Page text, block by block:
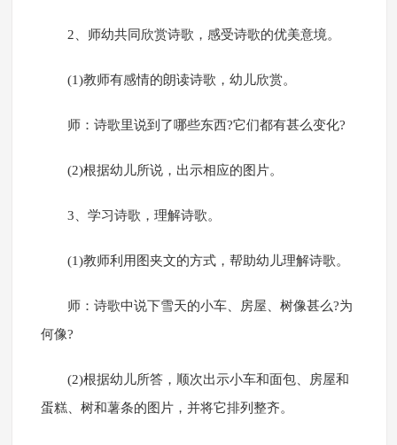
2、师幼共同欣赏诗歌，感受诗歌的优美意境。
(1)教师有感情的朗读诗歌，幼儿欣赏。
师：诗歌里说到了哪些东西?它们都有甚么变化?
(2)根据幼儿所说，出示相应的图片。
3、学习诗歌，理解诗歌。
(1)教师利用图夹文的方式，帮助幼儿理解诗歌。
师：诗歌中说下雪天的小车、房屋、树像甚么?为
何像?
(2)根据幼儿所答，顺次出示小车和面包、房屋和
蛋糕、树和薯条的图片，并将它排列整齐。